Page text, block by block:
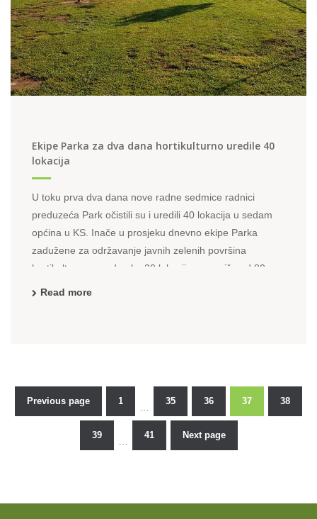
Ekipe Parka za dva dana hortikulturno uredile 40
lokacija
U toku prva dva dana nove radne sedmice radnici
preduzeća Park očistili su i uredili 40 lokacija u sedam
općina u KS. Inače u prosjeku dnevno ekipe Parka
zadužene za održavanje javnih zelenih površina
hortikulturano urede oko 20 lokacija, a sa više od 80
Read more
Posts
Previous page 1 35 36 37 38
39 41 Next page